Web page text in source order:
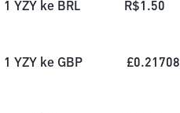
1 YZY ke BRL R$1.50
1 YZY ke GBP £0.21708